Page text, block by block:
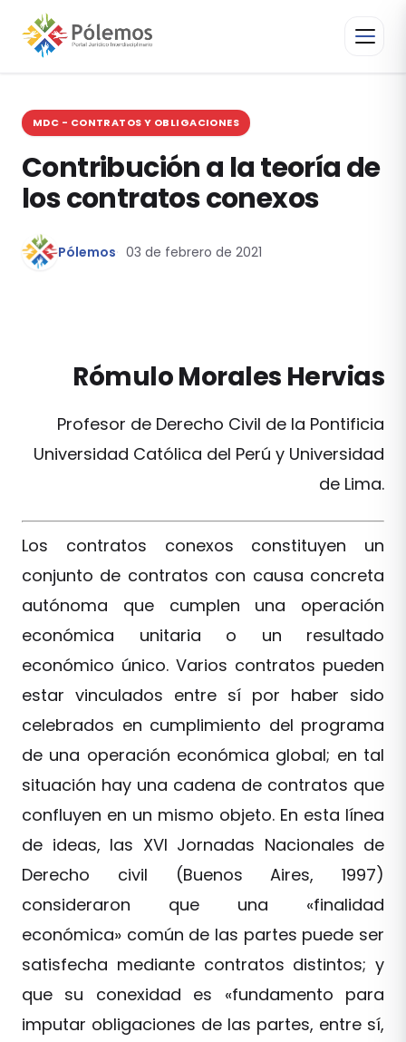
MDC - CONTRATOS Y OBLIGACIONES
Contribución a la teoría de
los contratos conexos
Pólemos 03 de febrero de 2021
Rómulo Morales Hervias
Profesor de Derecho Civil de la Pontificia
Universidad Católica del Perú y Universidad
de Lima.
Los contratos conexos constituyen un
conjunto de contratos con causa concreta
autónoma que cumplen una operación
económica unitaria o un resultado
económico único. Varios contratos pueden
estar vinculados entre sí por haber sido
celebrados en cumplimiento del programa
de una operación económica global; en tal
situación hay una cadena de contratos que
confluyen en un mismo objeto. En esta línea
de ideas, las XVI Jornadas Nacionales de
Derecho civil (Buenos Aires, 1997)
consideraron que una «finalidad
económica» común de las partes puede ser
satisfecha mediante contratos distintos; y
que su conexidad es «fundamento para
imputar obligaciones de las partes, entre sí,